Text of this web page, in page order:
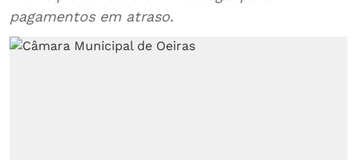
pagamentos em atraso.